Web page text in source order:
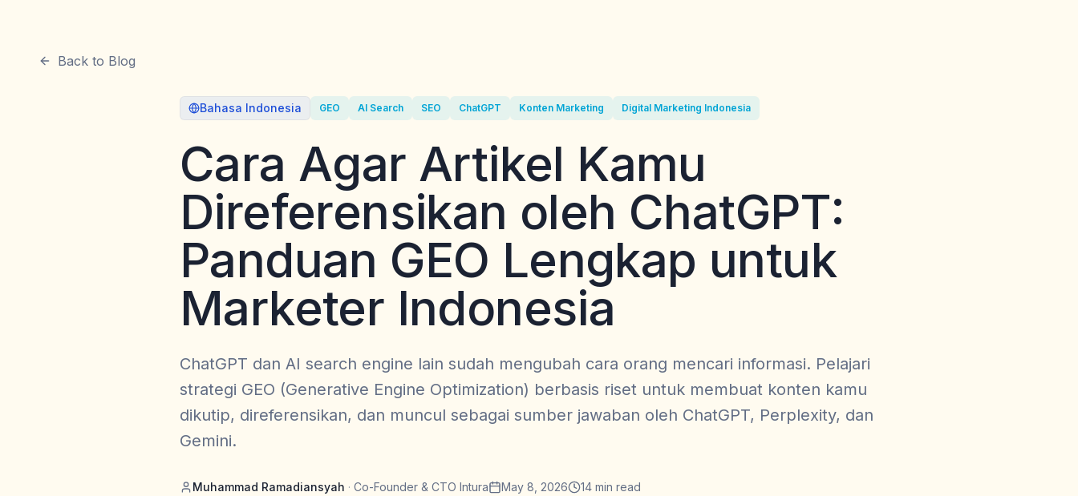
Back to Blog
Bahasa Indonesia GEO AI Search SEO ChatGPT Konten Marketing Digital Marketing Indonesia
Cara Agar Artikel Kamu
Direferensikan oleh ChatGPT:
Panduan GEO Lengkap untuk
Marketer Indonesia
ChatGPT dan AI search engine lain sudah mengubah cara orang mencari informasi. Pelajari
strategi GEO (Generative Engine Optimization) berbasis riset untuk membuat konten kamu
dikutip, direferensikan, dan muncul sebagai sumber jawaban oleh ChatGPT, Perplexity, dan
Gemini.
Muhammad Ramadiansyah · Co-Founder & CTO Intura May 8, 2026 14 min read